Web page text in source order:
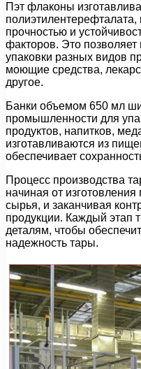
Пэт флаконы
прочностью и
факторов. Это
упаковки разных видов
моющие средства,
другое.
Банки объемом 650 мл
промышленности для
продуктов, напитков,
изготавливаются из
обеспечивает
Процесс производства
начиная от
сырья, и заканчивая
продукции. Каждый этап
деталям, чтобы
надежность тары.